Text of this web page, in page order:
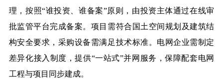
理，按照“谁投资、谁备案”原则，由投资主体通过在线审
批监管平台完成备案。项目需符合国土空间规划及建筑结
构安全要求，采购设备需满足技术标准。电网企业需制定
差异化接入制度，提供“一站式”并网服务，保障配套电网
工程与项目同步建成。